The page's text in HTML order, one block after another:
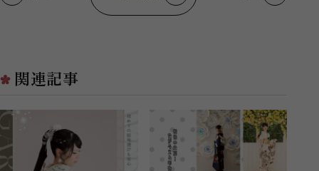
関連記事